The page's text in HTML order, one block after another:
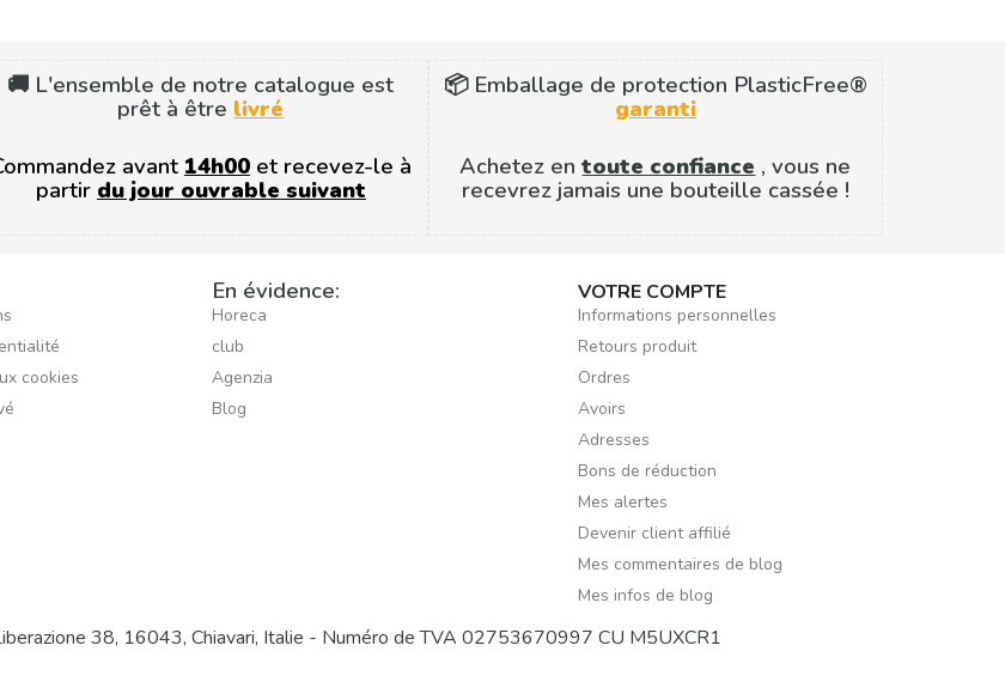
🚚 L'ensemble de notre catalogue est
prêt à être livré
avant 14h00 et recevez-le à
partir du jour ouvrable suivant
📦 Emballage de protection PlasticFree®
garanti
Achetez entoute confiance , vous ne
recevrez jamais une bouteille cassée !
cookies
En évidence:
Horeca
club
Agenzia
Blog
VOTRE COMPTE
Informations personnelles
Retours produit
Ordres
Avoirs
Adresses
Bons de réduction
Mes alertes
Devenir client affilié
Mes commentaires de blog
Mes infos de blog
38, 16043, Chiavari, Italie - Numéro de TVA 02753670997 CU M5UXCR1